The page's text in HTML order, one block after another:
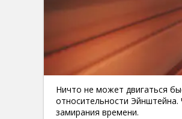
Ничто не может двигаться
относительности
замирания времени.